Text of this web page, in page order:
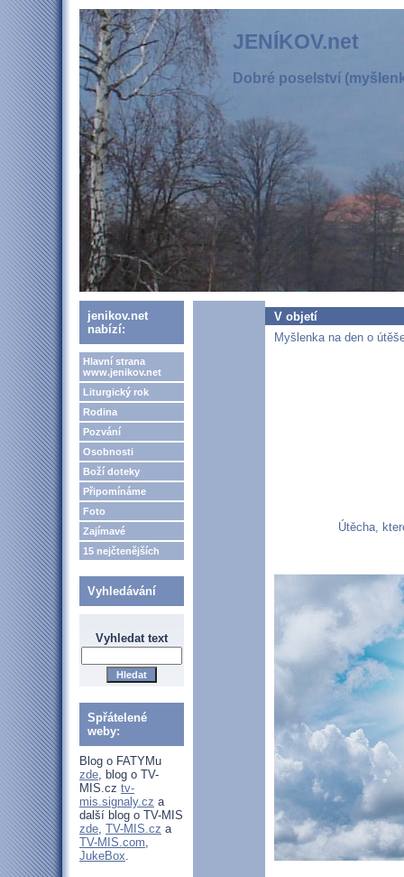
JENÍKOV.net
Dobré poselství
jenikov.net
nabízí:
Hlavní strana
www.jenikov.net
Liturgický rok
Rodina
Pozvání
Osobnosti
Boží doteky
Připomínáme
Foto
Zajímavé
15 nejčtenějších
Vyhledávání
Vyhledat text
Spřátelené
weby:
Blog o FATYMu
zde, blog o TV-
MIS.cz tv-
mis.signaly.cz a
další blog o TV-MIS
zde, TV-MIS.cz a
TV-MIS.com,
JukeBox.
V objetí
Myšlenka na den o
Útěcha,